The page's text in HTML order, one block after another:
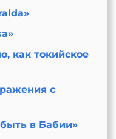
как токийское
с
в Бабии»